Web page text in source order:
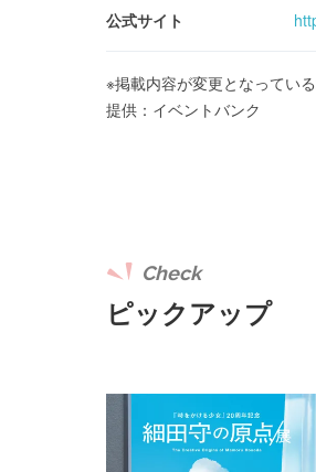
公式サイト
※掲載内容が変更となってい
提供：イベントバンク
ピックアップ
Check